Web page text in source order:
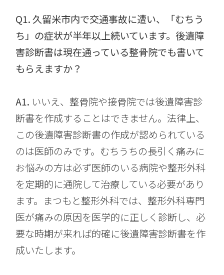
Q1.久留米市内で交通事故に遭い、「むちう
ち」の症状が半年以上続いています。後遺障
害診断書は現在通っている整骨院でも書いて
もらえますか？
A1. いいえ、整骨院や接骨院では後遺障害診
断書を作成することはできません。法律上、
この後遺障害診断書の作成が認められている
のは医師のみです。むちうちの長引く痛みに
お悩みの方は必ず医師のいる病院や整形外科
を定期的に通院して治療している必要があり
ます。まつもと整形外科では、整形外科専門
医が痛みの原因を医学的に正しく診断し、必
要な時期が来れば的確に後遺障害診断書を作
成いたします。